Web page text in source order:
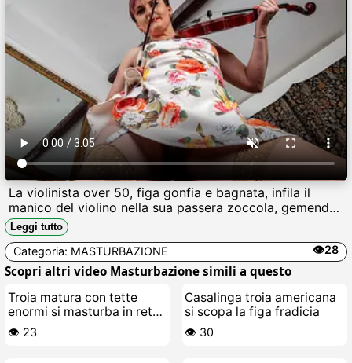
La violinista over 50, figa gonfia e bagnata, infila il
manico del violino nella sua passera zoccola, gemendo
mentre si scopa forte, succhiando cazzo e schizzandoti
in faccia il suo schizzare bollente.
Leggi tutto
Categoria: MASTURBAZIONE 👁️28
Scopri altri video Masturbazione simili a questo
Troia matura con tette
enormi si masturba in rete
a calze
👁️ 23
Casalinga troia americana
si scopa la figa fradicia
👁️ 30